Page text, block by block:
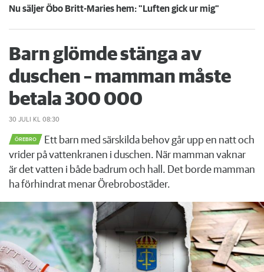
Nu säljer Öbo Britt-Maries hem: "Luften gick ur mig"
Barn glömde stänga av
duschen – mamman måste
betala 300 000
30 JULI KL 08:30
ÖREBRO
Ett barn med särskilda behov går upp en natt och
vrider på vattenkranen i duschen. När mamman vaknar
är det vatten i både badrum och hall. Det borde mamman
ha förhindrat menar Örebrobostäder.